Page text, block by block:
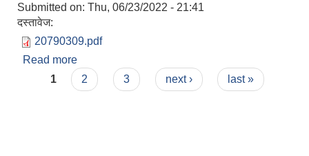
Submitted on: Thu, 06/23/2022 - 21:41
दस्तावेज:
20790309.pdf
Read more
Pages
1 2 3 next › last »